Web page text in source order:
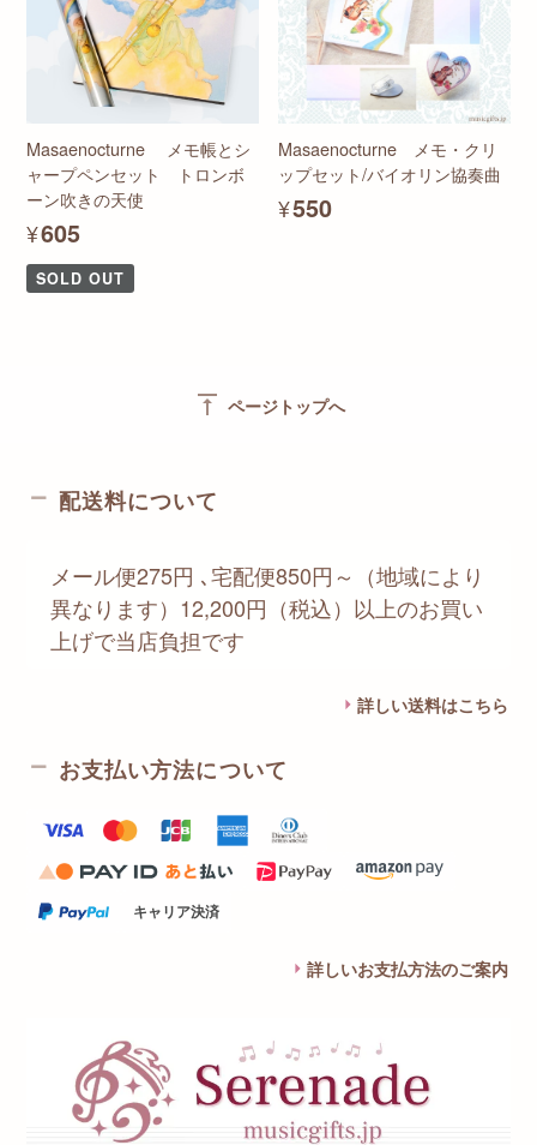
Masaenocturne メモ帳とシ
ャープペンセット トロンボ
ーン吹きの天使
¥605
SOLD OUT
Masaenocturne メモ・クリ
ップセット/バイオリン協奏曲
¥550
vertical_align_top ページトップへ
配送料について
メール便275円 ､宅配便850円～（地域により
異なります）12,200円（税込）以上のお買い
上げで当店負担です
詳しい送料はこちら
お支払い方法について
キャリア決済
詳しいお支払方法のご案内